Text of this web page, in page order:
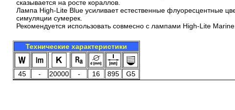
сказывается на росте кораллов.
Лампа High-Lite Blue усиливает естественные флуоресцентные
симуляции сумерек.
Рекомендуется использовать совмесно с лампами High-Lite
Технические характеристики
45 - 20000 - 16 895 G5